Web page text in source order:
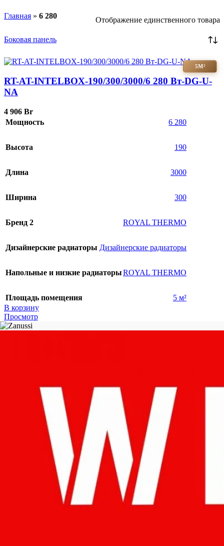
Главная » 6 280 Отображение единственного товара
Боковая панель
5М²
RT-AT-INTELBOX-190/300/3000/6 280 Вт-DG-U-
NA
4 906 Br
Мощность
6 280
Высота 190
Длина 3000
Ширина 300
Бренд 2 ROYAL THERMO
Дизайнерские радиаторы Дизайнерские радиаторы
Напольные и низкие радиаторыROYAL THERMO
Площадь помещения
5 м²
В корзину
Просмотр